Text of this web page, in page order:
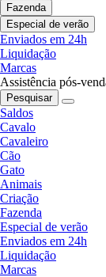
Fazenda
Especial de verão
Enviados em 24h
Liquidação
Marcas
Assistência pós-
Pesquisar
Saldos
Cavalo
Cavaleiro
Cão
Gato
Animais
Criação
Fazenda
Especial de verão
Enviados em 24h
Liquidação
Marcas